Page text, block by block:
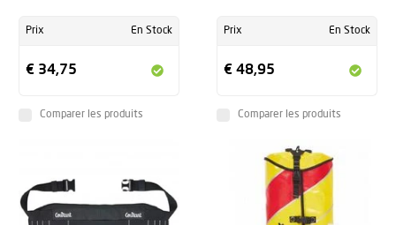
Prix En Stock
€ 34,75
Comparer les produits
Prix En Stock
€ 48,95
Comparer les produits